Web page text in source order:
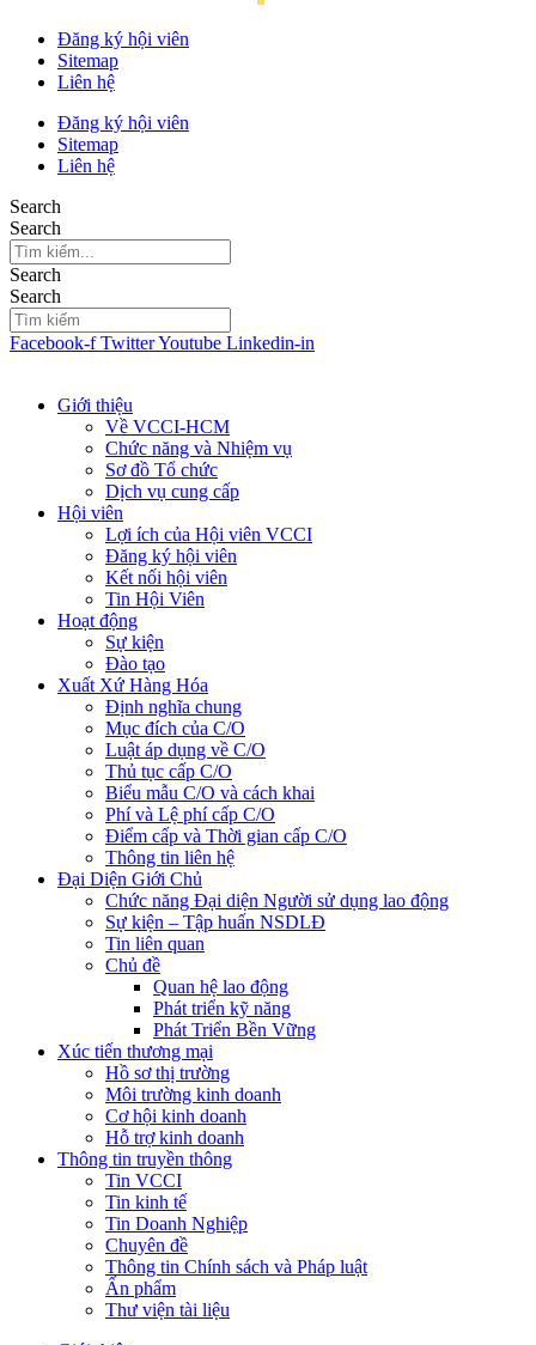
Đăng ký hội viên
Sitemap
Liên hệ
Đăng ký hội viên
Sitemap
Liên hệ
Search
Search
Search
Search
Facebook-f TwitterYoutube Linkedin-in
Giới thiệu
Về VCCI-HCM
Chức năng và Nhiệm vụ
Sơ đồ Tổ chức
Dịch vụ cung cấp
Hội viên
Lợi ích của Hội viên VCCI
Đăng ký hội viên
Kết nối hội viên
Tin Hội Viên
Hoạt động
Sự kiện
Đào tạo
Xuất Xứ Hàng Hóa
Định nghĩa chung
Mục đích của C/O
Luật áp dụng về C/O
Thủ tục cấp C/O
Biểu mẫu C/O và cách khai
Phí và Lệ phí cấp C/O
Điểm cấp và Thời gian cấp C/O
Thông tin liên hệ
Đại Diện Giới Chủ
Chức năng Đại diện Người sử dụng lao động
Sự kiện – Tập huấn NSDLĐ
Tin liên quan
Chủ đề
Quan hệ lao động
Phát triển kỹ năng
Phát Triển Bền Vững
Xúc tiến thương mại
Hồ sơ thị trường
Môi trường kinh doanh
Cơ hội kinh doanh
Hỗ trợ kinh doanh
Thông tin truyền thông
Tin VCCI
Tin kinh tế
Tin Doanh Nghiệp
Chuyên đề
Thông tin Chính sách và Pháp luật
Ấn phẩm
Thư viện tài liệu